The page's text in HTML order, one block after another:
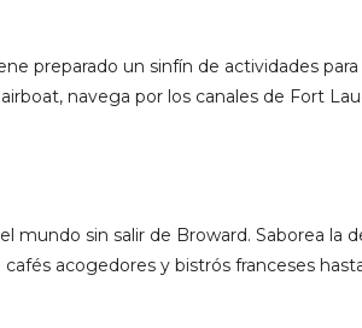
preparado un sinfín de actividades para
navega por los canales de Fort
mundo sin salir de Broward. Saborea la
acogedores y bistrós franceses